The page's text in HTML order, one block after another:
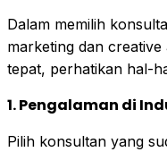
Dalam memilih
marketing dan
tepat, perhatikan hal-
1. Pengalaman di
Pilih konsultan yang